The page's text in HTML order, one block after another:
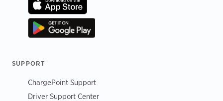
SUPPORT
ChargePoint Support
Driver Support Center